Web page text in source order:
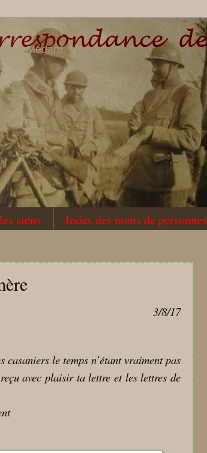
Médard.
siens Index des noms de personnes
3/8/17
casaniers le temps n’étant vraiment pas
avec plaisir ta lettre et les lettres de